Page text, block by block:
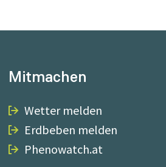
Mitmachen
Wetter melden
Erdbeben melden
Phenowatch.at